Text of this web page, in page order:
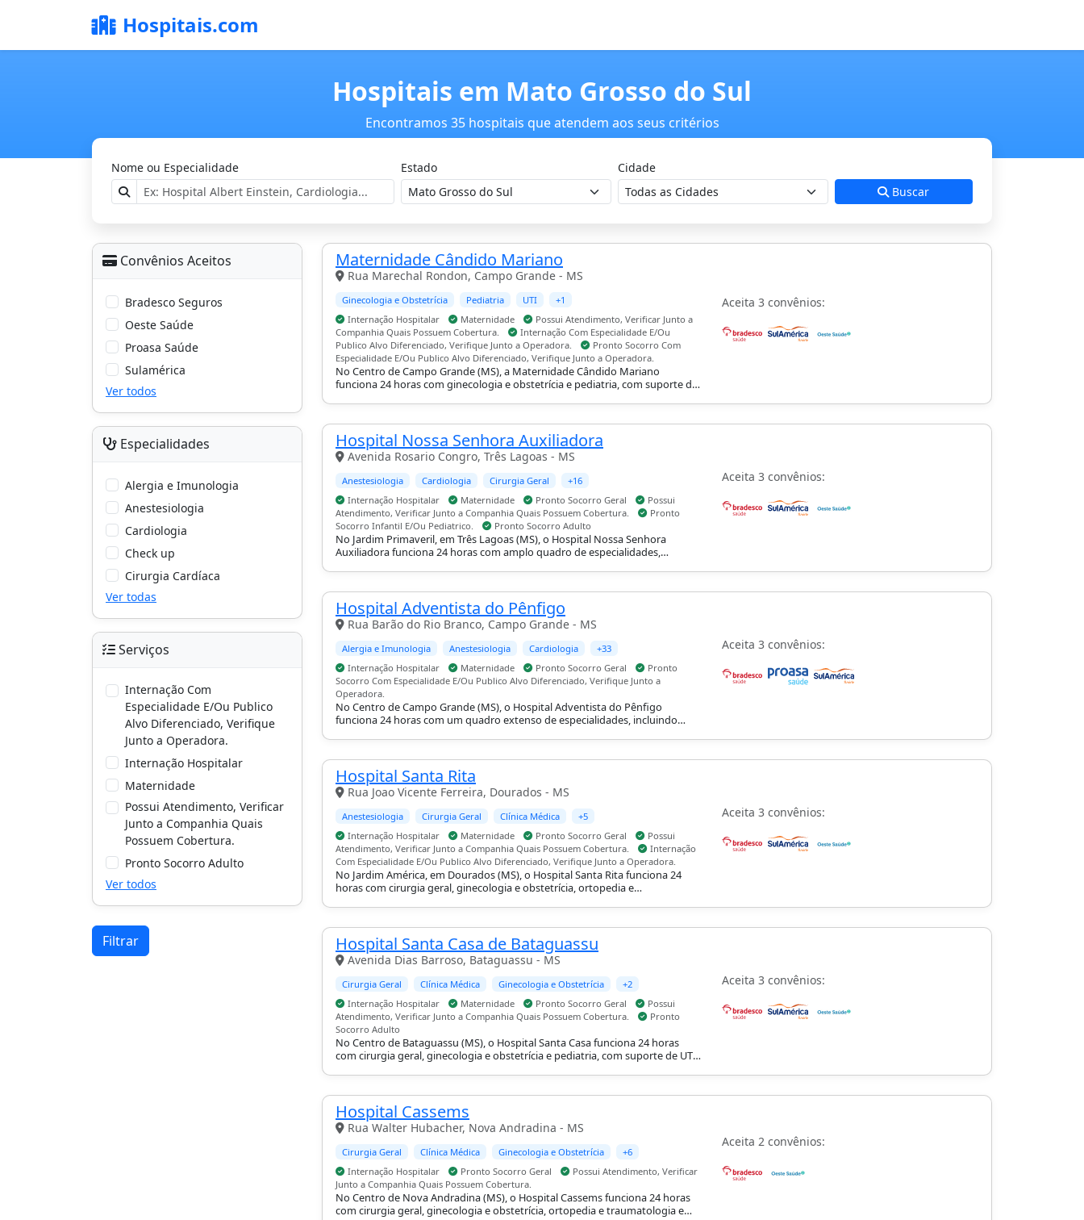
Hospitais.com
Hospitais em Mato Grosso do Sul
Encontramos 35 hospitais que atendem aos seus critérios
Nome ou Especialidade Estado
Cidade
Buscar
Convênios Aceitos
Bradesco Seguros
Oeste Saúde
Proasa Saúde
Sulamérica
Ver todos
Especialidades
Alergia e Imunologia
Anestesiologia
Cardiologia
Check up
Cirurgia Cardíaca
Ver todas
Serviços
Internação Com
Especialidade E/Ou Publico
Alvo Diferenciado, Verifique
Junto a Operadora.
Internação Hospitalar
Maternidade
Possui Atendimento, Verificar
Junto a Companhia Quais
Possuem Cobertura.
Pronto Socorro Adulto
Ver todos
Filtrar
Maternidade Cândido Mariano
Rua Marechal Rondon, Campo Grande - MS
Ginecologia e Obstetrícia Pediatria UTI
+1
Internação Hospitalar
Maternidade
Possui Atendimento, Verificar Junto a
Companhia Quais Possuem Cobertura.
Internação Com Especialidade E/Ou
Publico Alvo Diferenciado, Verifique Junto a Operadora.
Pronto Socorro Com
Especialidade E/Ou Publico Alvo Diferenciado, Verifique Junto a Operadora.
No Centro de Campo Grande (MS), a Maternidade Cândido Mariano
funciona 24 horas com ginecologia e obstetrícia e pediatria, com suporte de
Aceita 3 convênios:
Hospital Nossa Senhora Auxiliadora
Avenida Rosario Congro, Três Lagoas - MS
Anestesiologia Cardiologia Cirurgia Geral
+16
Internação Hospitalar
Maternidade Pronto Socorro Geral
Possui
Atendimento, Verificar Junto a Companhia Quais Possuem Cobertura.
Pronto
Socorro Infantil E/Ou Pediatrico.
Pronto Socorro Adulto
No Jardim Primaveril, em Três Lagoas (MS), o Hospital Nossa Senhora
Auxiliadora funciona 24 horas com amplo quadro de especialidades,
internação hospitalar, maternidade e pronto-socorro adulto, geral e infantil.
Aceita 3 convênios:
Hospital Adventista do Pênfigo
Rua Barão do Rio Branco, Campo Grande - MS
Alergia e Imunologia Anestesiologia Cardiologia
+33
Internação Hospitalar
Maternidade Pronto Socorro Geral
Pronto
Socorro Com Especialidade E/Ou Publico Alvo Diferenciado, Verifique Junto a
Operadora.
No Centro de Campo Grande (MS), o Hospital Adventista do Pênfigo
funciona 24 horas com um quadro extenso de especialidades, incluindo
geral.
Aceita 3 convênios:
Hospital Santa Rita
Rua Joao Vicente Ferreira, Dourados - MS
Anestesiologia Cirurgia Geral Clínica Médica
+5
Internação Hospitalar
Maternidade Pronto Socorro Geral
Possui
Atendimento, Verificar Junto a Companhia Quais Possuem Cobertura.
Internação
Com Especialidade E/Ou Publico Alvo Diferenciado, Verifique Junto a Operadora.
No Jardim América, em Dourados (MS), o Hospital Santa Rita funciona 24
horas com cirurgia geral, ginecologia e obstetrícia, ortopedia e
Aceita 3 convênios:
Hospital Santa Casa de Bataguassu
Avenida Dias Barroso, Bataguassu - MS
Cirurgia Geral Clínica Médica Ginecologia e Obstetrícia
+2
Internação Hospitalar
Maternidade Pronto Socorro Geral
Possui
Atendimento, Verificar Junto a Companhia Quais Possuem Cobertura.
Pronto
Socorro Adulto
No Centro de Bataguassu (MS), o Hospital Santa Casa funciona 24 horas
com cirurgia geral, ginecologia e obstetrícia e pediatria, com suporte de UTI,
Aceita 3 convênios:
Hospital Cassems
Rua Walter Hubacher, Nova Andradina - MS
Cirurgia Geral Clínica Médica Ginecologia e Obstetrícia
+6
Internação Hospitalar
Pronto Socorro Geral
Possui Atendimento, Verificar
Junto a Companhia Quais Possuem Cobertura.
No Centro de Nova Andradina (MS), o Hospital Cassems funciona 24 horas
com cirurgia geral, ginecologia e obstetrícia, ortopedia e traumatologia e
Aceita 2 convênios: